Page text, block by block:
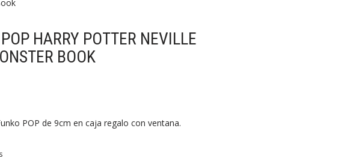
HARRY POTTER NEVILLE
BOOK
POP de 9cm en caja regalo con ventana.